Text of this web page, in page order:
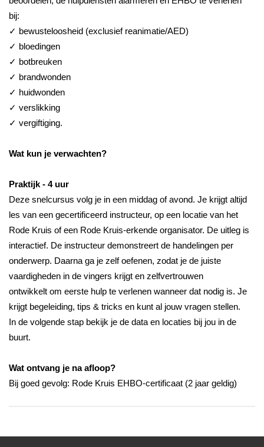
bij:
✓ bewusteloosheid (exclusief reanimatie/AED)
✓ bloedingen
✓ botbreuken
✓ brandwonden
✓ huidwonden
✓ verslikking
✓ vergiftiging.
Wat kun je verwachten?
Praktijk - 4 uur
Deze snelcursus volg je in een middag of avond. Je krijgt altijd
les van een gecertificeerd instructeur, op een locatie van het
Rode Kruis of een Rode Kruis-erkende organisator. De uitleg is
interactief. De instructeur demonstreert de handelingen per
onderwerp. Daarna ga je zelf oefenen, zodat je de juiste
vaardigheden in de vingers krijgt en zelfvertrouwen
ontwikkelt om eerste hulp te verlenen wanneer dat nodig is. Je
krijgt begeleiding, tips & tricks en kunt al jouw vragen stellen.
In de volgende stap bekijk je de data en locaties bij jou in de
buurt.
Wat ontvang je na afloop?
Bij goed gevolg: Rode Kruis EHBO-certificaat (2 jaar geldig)